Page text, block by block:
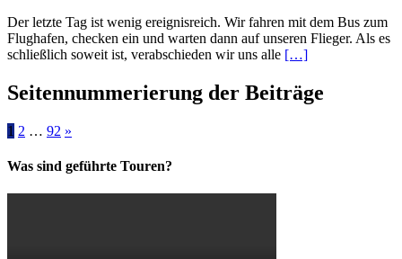
Der letzte Tag ist wenig ereignisreich. Wir fahren mit dem Bus zum
Flughafen, checken ein und warten dann auf unseren Flieger. Als es
schließlich soweit ist, verabschieden wir uns alle […]
Seitennummerierung der Beiträge
1 2 … 92 »
Was sind geführte Touren?